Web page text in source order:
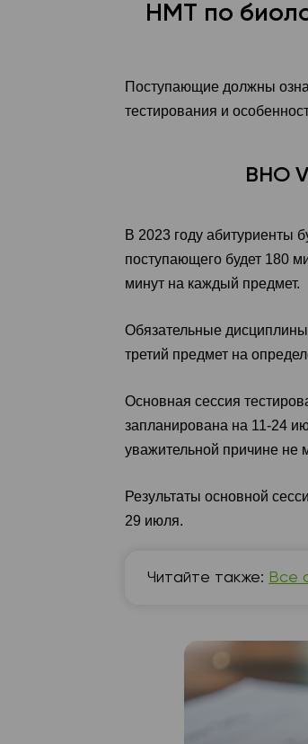
НМТ по
Поступающие должны
тестирования и
ВНО
В 2023 году абитуриенты
поступающего будет 180
минут на каждый предмет.
Обязательные
третий предмет на
Основная сессия
запланирована на 11-24
уважительной причине не
Результаты основной
29 июля.
Читайте также: Все